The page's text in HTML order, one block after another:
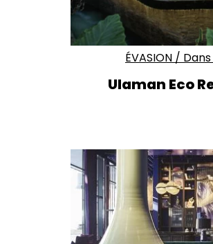
ÉVASION /
Ulaman Eco